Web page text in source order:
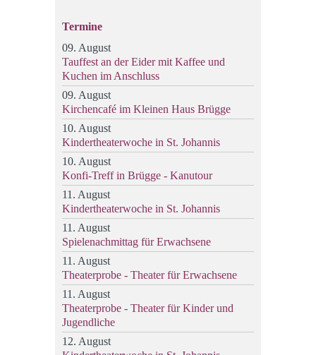
Termine
09. August
Tauffest an der Eider mit Kaffee und
Kuchen im Anschluss
09. August
Kirchencafé im Kleinen Haus Brügge
10. August
Kindertheaterwoche in St. Johannis
10. August
Konfi-Treff in Brügge - Kanutour
11. August
Kindertheaterwoche in St. Johannis
11. August
Spielenachmittag für Erwachsene
11. August
Theaterprobe - Theater für Erwachsene
11. August
Theaterprobe - Theater für Kinder und
Jugendliche
12. August